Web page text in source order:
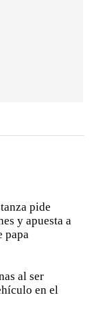
pide
y apuesta a
papa
al ser
en el